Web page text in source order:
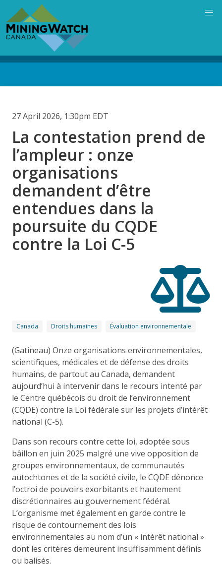
main
content
27 April 2026, 1:30pm EDT
La contestation prend de
l’ampleur : onze
organisations
demandent d’être
entendues dans la
poursuite du CQDE
contre la Loi C-5
Canada Droits humaines Évaluation environnementale
(Gatineau) Onze organisations environnementales,
scientifiques, médicales et de défense des droits
humains, de partout au Canada, demandent
aujourd’hui à intervenir dans le recours intenté par
le Centre québécois du droit de l’environnement
(CQDE) contre la Loi fédérale sur les projets d’intérêt
national (C-5).
Dans son recours contre cette loi, adoptée sous
bâillon en juin 2025 malgré une vive opposition de
groupes environnementaux, de communautés
autochtones et de la société civile,​ le CQDE dénonce
l’octroi de pouvoirs exorbitants et hautement
discrétionnaires au gouvernement fédéral.
L’organisme met également en garde contre le
risque de contournement des lois
environnementales au nom d’un « intérêt national »
dont les critères demeurent insuffisamment définis
ou balisés.